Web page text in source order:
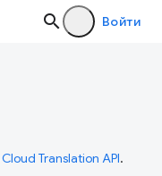
Войти
Cloud Translation API.